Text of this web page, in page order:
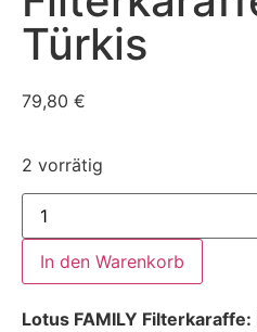
Türkis
79,80 €
2 vorrätig
In den Warenkorb
Lotus FAMILY